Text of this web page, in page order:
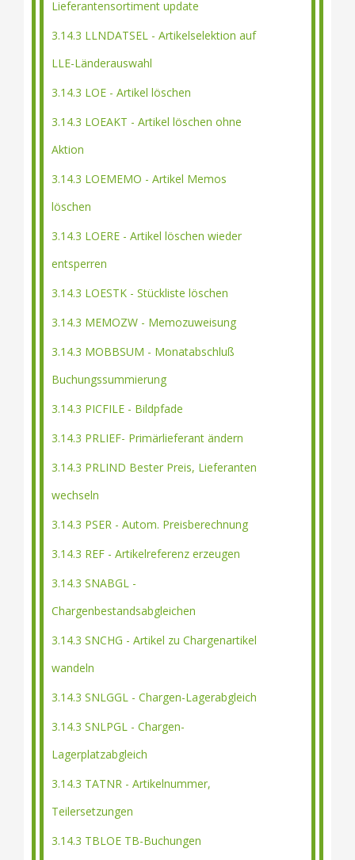
Lieferantensortiment update
3.14.3 LLNDATSEL - Artikelselektion auf
LLE-Länderauswahl
3.14.3 LOE - Artikel löschen
3.14.3 LOEAKT - Artikel löschen ohne
Aktion
3.14.3 LOEMEMO - Artikel Memos
löschen
3.14.3 LOERE - Artikel löschen wieder
entsperren
3.14.3 LOESTK - Stückliste löschen
3.14.3 MEMOZW - Memozuweisung
3.14.3 MOBBSUM - Monatabschluß
Buchungssummierung
3.14.3 PICFILE - Bildpfade
3.14.3 PRLIEF- Primärlieferant ändern
3.14.3 PRLIND Bester Preis, Lieferanten
wechseln
3.14.3 PSER - Autom. Preisberechnung
3.14.3 REF - Artikelreferenz erzeugen
3.14.3 SNABGL -
Chargenbestandsabgleichen
3.14.3 SNCHG - Artikel zu Chargenartikel
wandeln
3.14.3 SNLGGL - Chargen-Lagerabgleich
3.14.3 SNLPGL - Chargen-
Lagerplatzabgleich
3.14.3 TATNR - Artikelnummer,
Teilersetzungen
3.14.3 TBLOE TB-Buchungen